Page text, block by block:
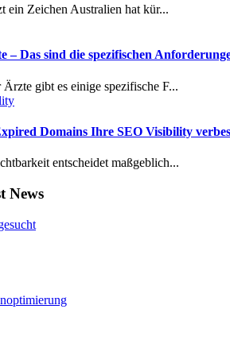
ein Zeichen Australien hat kür...
– Das sind die spezifischen
gibt es einige spezifische F...
Domains Ihre SEO Visibility
entscheidet maßgeblich...
News